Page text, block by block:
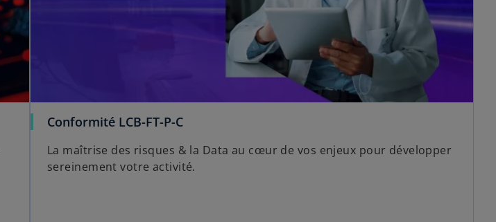
Conformité LCB-FT-P-C
La maîtrise des risques & la Data au cœur de vos enjeux pour développer
sereinement votre activité.